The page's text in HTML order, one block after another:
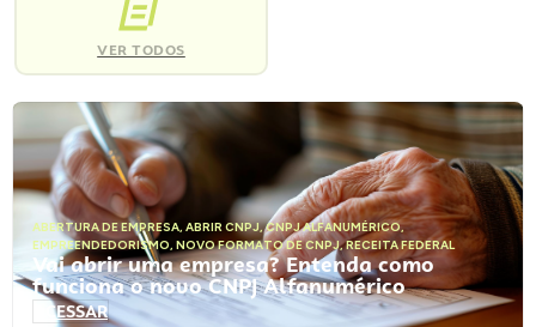
VER TODOS
ABERTURA DE EMPRESA, ABRIR CNPJ,CNPJ ALFANUMÉRICO,
EMPREENDEDORISMO, NOVO FORMATO DE CNPJ,RECEITA FEDERAL
Vai abrir uma empresa? Entenda como
funciona o novo CNPJ Alfanumérico
ACESSAR